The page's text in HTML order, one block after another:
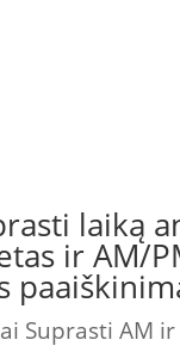
laiką
ir AM/
Suprasti AM ir